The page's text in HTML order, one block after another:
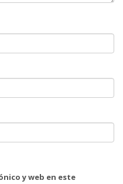
y web en este